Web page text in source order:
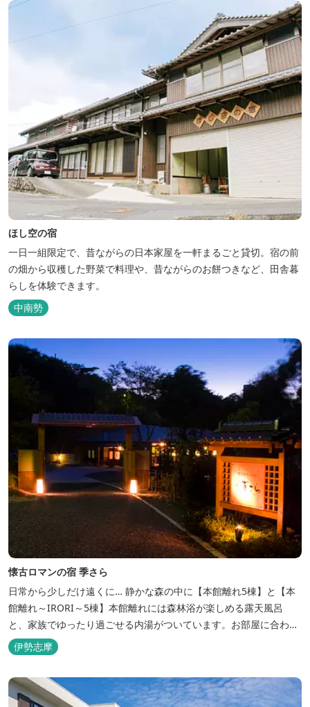
ほし空の宿
一日一組限定で、昔ながらの日本家屋を一軒まるごと貸切。宿の前
の畑から収穫した野菜で料理や、昔ながらのお餅つきなど、田舎暮
らしを体験できます。
中南勢
懐古ロマンの宿 季さら
日常から少しだけ遠くに… 静かな森の中に【本館離れ5棟】と【本
館離れ～IRORI～5棟】本館離れには森林浴が楽しめる露天風呂
と、家族でゆったり過ごせる内湯がついています。お部屋に合わせ
た様々なプランがございます。
伊勢志摩